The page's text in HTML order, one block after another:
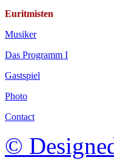
Euritmisten
Musiker
Das Programm I
Gastspiel
Photo
Contact
©